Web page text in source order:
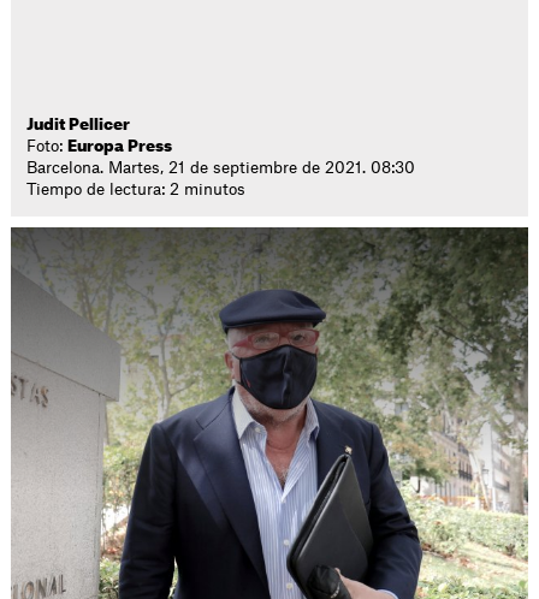
Judit Pellicer
Foto: Europa Press
Barcelona. Martes, 21 de septiembre de 2021. 08:30
Tiempo de lectura: 2 minutos